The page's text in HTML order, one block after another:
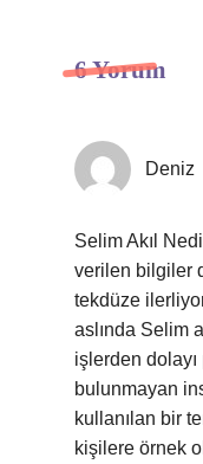
6 Yorum
Deniz
Selim Akıl
verilen bilgiler
tekdüze
aslında Selim
işlerden
bulunmayan
kullanılan bir
kişilere örnek